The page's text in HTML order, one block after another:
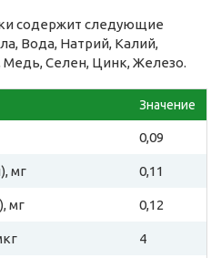
содержит следующие
Вода, Натрий, Калий,
Селен, Цинк, Железо.
Значение
0,09
мг 0,11
мг 0,12
4